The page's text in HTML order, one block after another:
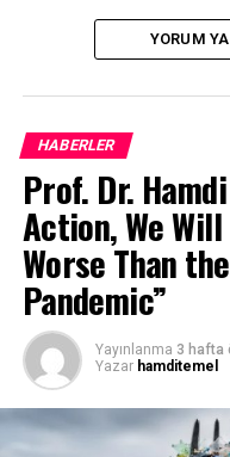
YORUM
HABERLER
Prof. Dr.
Action, We
Worse Than
Pandemic”
Yayınlanma 3 hafta
Yazar hamditemel